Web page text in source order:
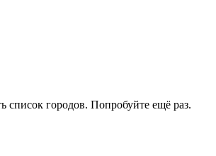
список городов. Попробуйте ещё раз.